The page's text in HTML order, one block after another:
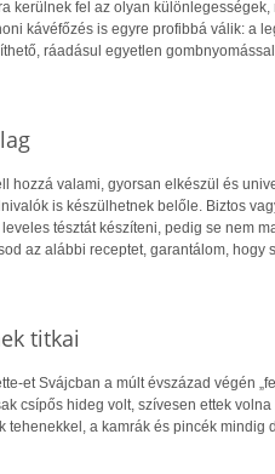
kerülnek fel az olyan
kávéfőzés is egyre profibbá válik: a
ráadásul egyetlen
hozzá valami, gyorsan elkészül és
is készülhetnek belőle. Biztos
tésztát készíteni, pedig se nem
az alábbi receptet, garantálom, hogy
titkai
et Svájcban a múlt évszázad végén
csípős hideg volt, szívesen ettek
tehenekkel, a kamrák és pincék